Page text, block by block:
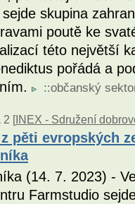
skupina
poutě ke
této největší
pořádá a
::občanský
2 [INEX - Sdružení
pěti evropských
(14. 7. 2023) -
Farmstudio